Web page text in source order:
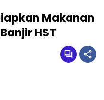
Makanan
HST